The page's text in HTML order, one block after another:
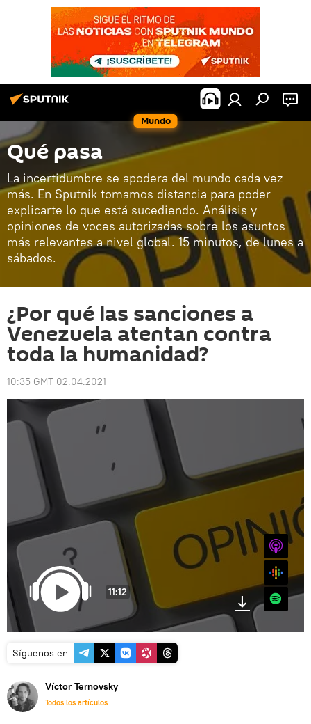
Mundo
Qué pasa
La incertidumbre se apodera del mundo cada vez
más. En Sputnik tomamos distancia para poder
explicarte lo que está sucediendo. Análisis y
opiniones de voces autorizadas sobre los asuntos
más relevantes a nivel global. 15 minutos, de lunes a
sábados.
¿Por qué las sanciones a
Venezuela atentan contra
toda la humanidad?
10:35 GMT 02.04.2021
11:12
iTunes
Spotify
Síguenos en
Víctor Ternovsky
Todos los artículos